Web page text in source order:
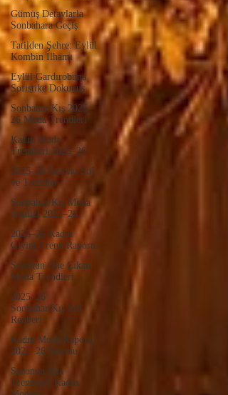
Gümüş Detaylarla
Sonbahara Geçiş
Tatilden Şehre: Eylül
Kombin İlhamı
Eylül Gardırobuna
Sofistike Dokunuş
Sonbahar/Kış 2025–
26 Moda Trendleri
Kadın Moda
Trendleri 2025–26
2025–26 Sezonu Stil
ve Trendler
Sonbahar/Kış Moda
Analizi 2025–26
2025–26 Kadın
Giyim Trend Raporu
Sezonun Öne Çıkan
Moda Trendleri
2025–26
Sonbahar/Kış Stil
Rehberi
Kadın Moda Raporu:
2025–26 Sezonu
Sezonun Ana
Trendleri: Kadın